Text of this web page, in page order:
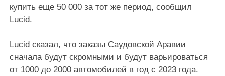
купить еще 50 000 за тот же период, сообщил
Lucid.
Lucid сказал, что заказы Саудовской Аравии
сначала будут скромными и будут варьироваться
от 1000 до 2000 автомобилей в год с 2023 года.